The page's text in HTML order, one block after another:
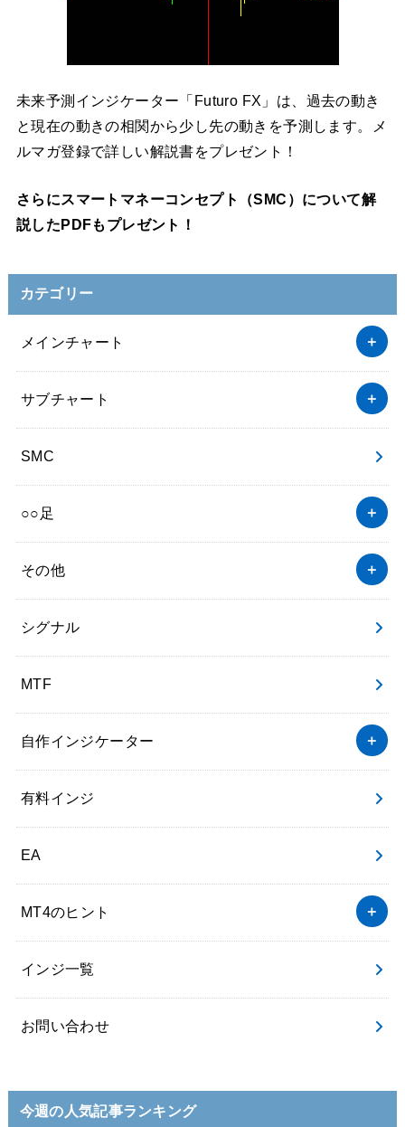
未来予測インジケーター「Futuro FX」は、過去の動き
と現在の動きの相関から少し先の動きを予測します。メ
ルマガ登録で詳しい解説書をプレゼント！
さらにスマートマネーコンセプト（SMC）について解
説したPDFもプレゼント！
カテゴリー
メインチャート
サブチャート
SMC
○○足
その他
シグナル
MTF
自作インジケーター
有料インジ
EA
MT4のヒント
インジ一覧
お問い合わせ
今週の人気記事ランキング